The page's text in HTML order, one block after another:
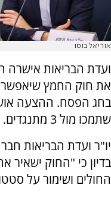
אוריאל בוסו
ועדת הבריאות אישרה
את חוק החמץ שיאפשר
שתמכו מול 3 מתנגדים.
יו"ר ועדת הבריאות
בדיון כי "החוק ישאיר
החולים ושימור על